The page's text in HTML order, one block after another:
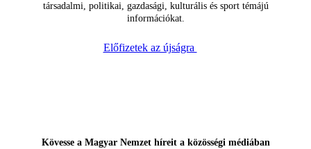
társadalmi, politikai, gazdasági, kulturális és sport témájú
információkat.
Előfizetek az újságra
Kövesse a Magyar Nemzet híreit a közösségi médiában